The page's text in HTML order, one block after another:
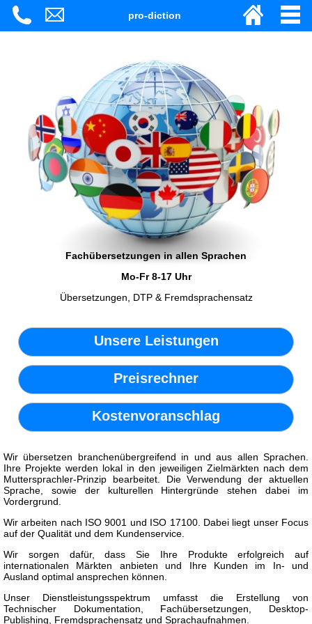
pro-diction
Fachübersetzungen in allen Sprachen
Mo-Fr 8-17 Uhr
Übersetzungen, DTP & Fremdsprachensatz
Unsere Leistungen
Preisrechner
Kostenvoranschlag
Wir übersetzen branchenübergreifend in und aus allen Sprachen.
Ihre Projekte werden lokal in den jeweiligen Zielmärkten nach dem
Muttersprachler-Prinzip bearbeitet. Die Verwendung der aktuellen
Sprache, sowie der kulturellen Hintergründe stehen dabei im
Vordergrund.
Wir arbeiten nach ISO 9001 und ISO 17100. Dabei liegt unser Focus
auf der Qualität und dem Kundenservice.
Wir sorgen dafür, dass Sie Ihre Produkte erfolgreich auf
internationalen Märkten anbieten und Ihre Kunden im In- und
Ausland optimal ansprechen können.
Unser Dienstleistungsspektrum umfasst die Erstellung von
Technischer Dokumentation, Fachübersetzungen, Desktop-
Publishing, Fremdsprachensatz und Sprachaufnahmen.